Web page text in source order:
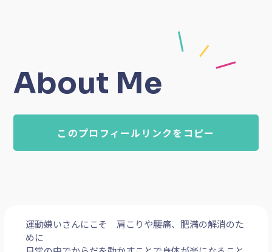
About Me
このプロフィールリンクをコピー
めに
日常の中でからだを動かすことで身体が楽になること